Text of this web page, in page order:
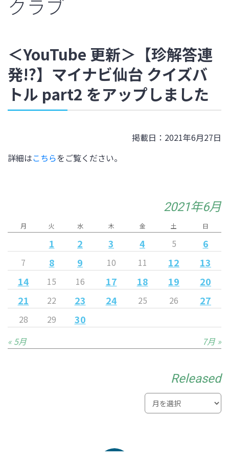
クラブ
＜YouTube 更新＞【珍解答連
発!?】マイナビ仙台 クイズバ
トル part2 をアップしました
掲載日：2021年6月27日
詳細はこちらをご覧ください。
2021年6月
月 火 水 木 金 土 日
1 2 3 4 5 6
7 8 9 10 11 12
13
14
15 16 17 18 19
20
21
22 23 24 25 26 27
28 29 30
« 5月 7月 »
Released